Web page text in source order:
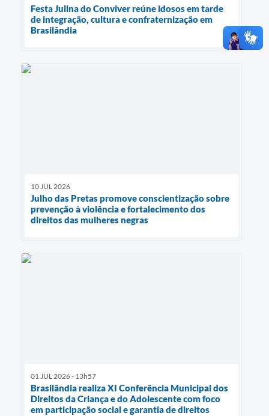
Festa Julina do Conviver reúne idosos em tarde
de integração, cultura e confraternização em
Brasilândia
10 JUL 2026
Julho das Pretas promove conscientização sobre
prevenção à violência e fortalecimento dos
direitos das mulheres negras
01 JUL 2026 - 13h57
Brasilândia realiza XI Conferência Municipal dos
Direitos da Criança e do Adolescente com foco
em participação social e garantia de direitos